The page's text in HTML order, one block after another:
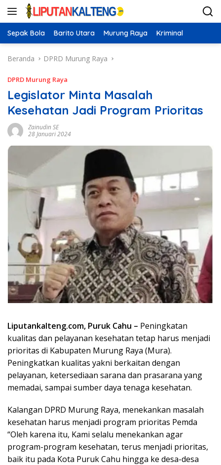
Langsung
Sepak Bola Barito Utara Murung Raya Kriminal
Beranda DPRD Murung Raya
DPRD Murung Raya
Legislator Minta Masalah
Kesehatan Jadi Program Prioritas
Zainudin SE
28 Januari 2024
Liputankalteng.com, Puruk Cahu – Peningkatan
kualitas dan pelayanan kesehatan tetap harus menjadi
prioritas di Kabupaten Murung Raya (Mura).
Peningkatkan kualitas yakni berkaitan dengan
pelayanan, ketersediaan sarana dan prasarana yang
memadai, sampai sumber daya tenaga kesehatan.
Kalangan DPRD Murung Raya, menekankan masalah
kesehatan harus menjadi program prioritas Pemda
“Oleh karena itu, Kami selalu menekankan agar
program-program kesehatan, terus menjadi prioritas,
baik itu pada Kota Puruk Cahu hingga ke desa-desa